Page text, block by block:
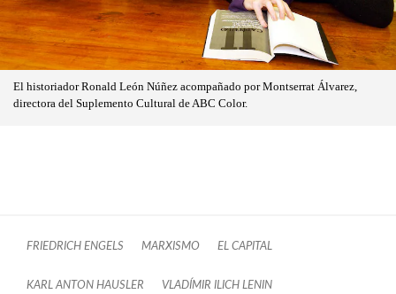
El historiador Ronald León Núñez acompañado por Montserrat Álvarez,
directora del Suplemento Cultural de ABC Color.
FRIEDRICH ENGELS MARXISMO EL CAPITAL
KARL ANTON HAUSLER VLADÍMIR ILICH LENIN